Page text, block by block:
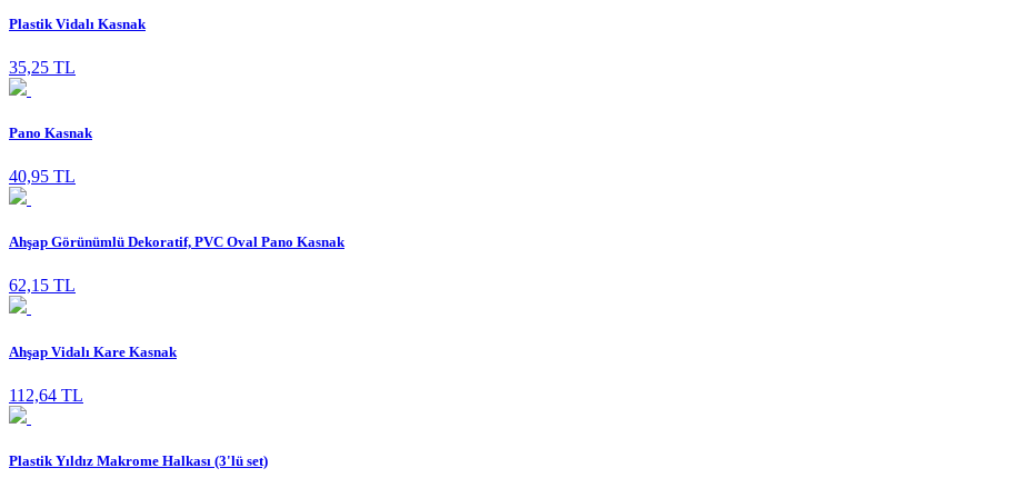
Plastik Vidalı Kasnak
35,25 TL
Pano Kasnak
40,95 TL
Ahşap Görünümlü Dekoratif, PVC Oval Pano Kasnak
62,15 TL
Ahşap Vidalı Kare Kasnak
112,64 TL
Plastik Yıldız Makrome Halkası (3'lü set)